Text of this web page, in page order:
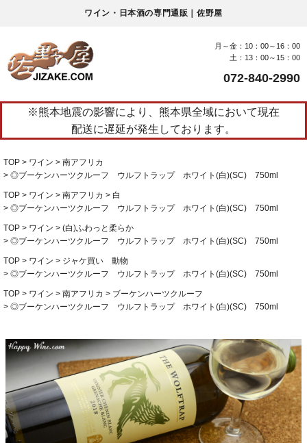
ワイン・日本酒の専門通販｜佐野屋
月～金：10：00～16：00
土：13：00～15：00
072-840-2990
※熊本地震の影響により、熊本県全域において現在
配送に遅延が発生しております。
TOP ワイン
南アフリカ
◎ブーケンハーツクルーフ ウルフトラップ ホワイト(白)(SC) 750ml
TOP ワイン 南アフリカ
白
◎ブーケンハーツクルーフ ウルフトラップ ホワイト(白)(SC) 750ml
TOP ワイン
(白)ふわっと柔らか
◎ブーケンハーツクルーフ ウルフトラップ ホワイト(白)(SC) 750ml
TOP ワイン
ジャケ買い 動物
◎ブーケンハーツクルーフ ウルフトラップ ホワイト(白)(SC) 750ml
TOP ワイン 南アフリカ
ブーケンハーツクルーフ
◎ブーケンハーツクルーフ ウルフトラップ ホワイト(白)(SC) 750ml